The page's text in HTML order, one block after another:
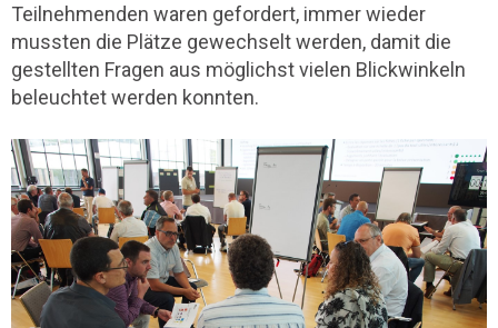
Teilnehmenden waren gefordert, immer wieder
mussten die Plätze gewechselt werden, damit die
gestellten Fragen aus möglichst vielen Blickwinkeln
beleuchtet werden konnten.